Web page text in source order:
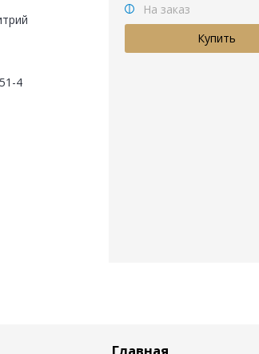
На заказ
4